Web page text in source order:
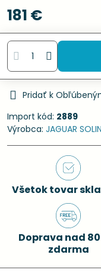
181 €
Pridať k
Import kód: 2889
Výrobca: JAGUAR
Všetok tovar
Doprava nad 80
zdarma